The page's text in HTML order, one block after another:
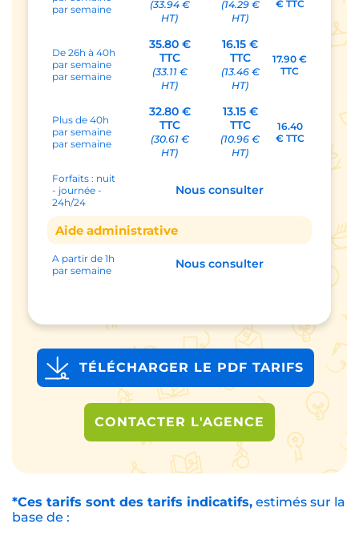
par semaine
(33.94 €
HT)
(14.29 €
HT)
€ TTC
De 26h à 40h
par semaine
par semaine
35.80 €
TTC
(33.11 €
HT)
16.15 €
TTC
(13.46 €
HT)
17.90 €
TTC
Plus de 40h
par semaine
par semaine
32.80 €
TTC
(30.61 €
HT)
13.15 €
TTC
(10.96 €
HT)
16.40
€ TTC
Forfaits : nuit
- journée -
24h/24
Nous consulter
Aide administrative
A partir de 1h
par semaine
Nous consulter
TÉLÉCHARGER LE PDF TARIFS
CONTACTER L'AGENCE
*Ces tarifs sont des tarifs indicatifs, estimés sur la
base de :